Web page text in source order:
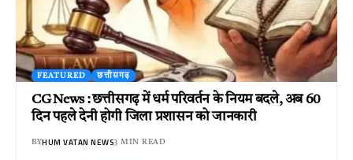
FEATURED छत्तीसगढ़
CG News : छत्तीसगढ़ में धर्म परिवर्तन के नियम बदले, अब 60
दिन पहले देनी होगी जिला प्रशासन को जानकारी
BYHUM VATAN NEWS3 MIN READ